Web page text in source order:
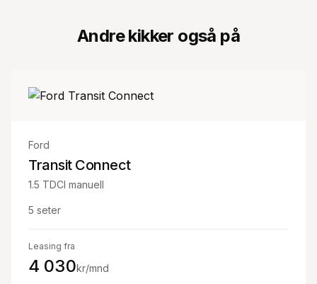
Andre kikker også på
Ford
Transit Connect
1.5 TDCI manuell
5 seter
Leasing fra
4 030kr/mnd